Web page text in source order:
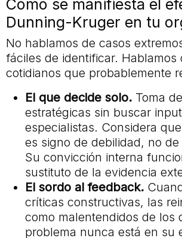
Cómo se manifiesta el
Dunning-Kruger en tu
No hablamos de casos
fáciles de identificar. Hablamos
cotidianos que probablemente
El que decide solo. Toma
estratégicas sin buscar
especialistas. Considera
es signo de debilidad, no
Su convicción interna
sustituto de la evidencia
El sordo al feedback.
críticas constructivas, las
como malentendidos de los
problema nunca está en su